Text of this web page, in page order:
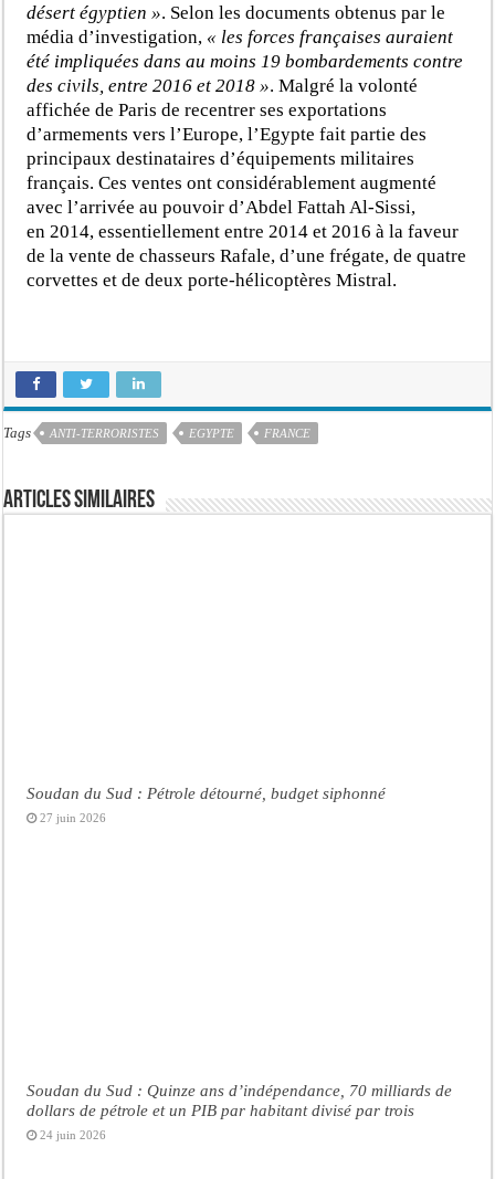
désert égyptien ». Selon les documents obtenus par le
média d’investigation, « les forces françaises auraient
été impliquées dans au moins 19 bombardements contre
des civils, entre 2016 et 2018 ». Malgré la volonté
affichée de Paris de recentrer ses exportations
d’armements vers l’Europe, l’Egypte fait partie des
principaux destinataires d’équipements militaires
français. Ces ventes ont considérablement augmenté
avec l’arrivée au pouvoir d’Abdel Fattah Al-Sissi,
en 2014, essentiellement entre 2014 et 2016 à la faveur
de la vente de chasseurs Rafale, d’une frégate, de quatre
corvettes et de deux porte-hélicoptères Mistral.
Tags ANTI-TERRORISTES EGYPTE FRANCE
Articles similaires
Soudan du Sud : Pétrole détourné, budget siphonné
27 juin 2026
Soudan du Sud : Quinze ans d’indépendance, 70 milliards de
dollars de pétrole et un PIB par habitant divisé par trois
24 juin 2026